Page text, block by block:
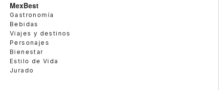
MexBest
Gastronomía
Bebidas
Viajes y destinos
Personajes
Bienestar
Estilo de Vida
Jurado